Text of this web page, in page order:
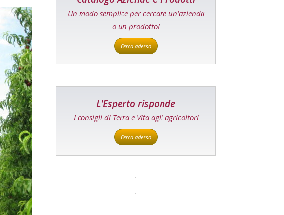
Un modo semplice per cercare un'azienda
o un prodotto!
Cerca adesso
L'Esperto risponde
I consigli di Terra e Vita agli agricoltori
Cerca adesso